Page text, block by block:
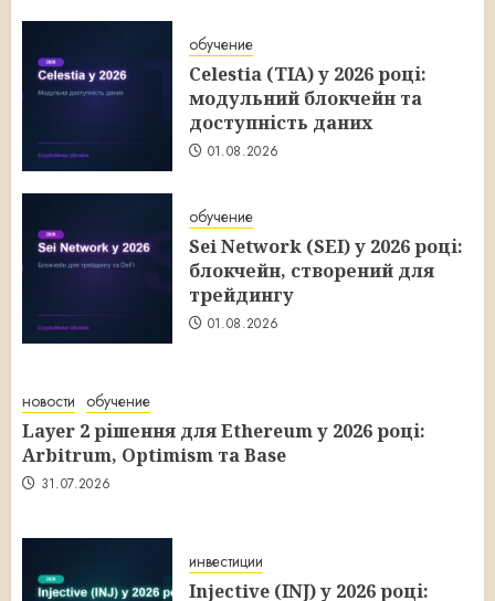
обучение
Celestia (TIA) у 2026 році:
модульний блокчейн та
доступність даних
01.08.2026
обучение
Sei Network (SEI) у 2026 році:
блокчейн, створений для
трейдингу
01.08.2026
новости обучение
Layer 2 рішення для Ethereum у 2026 році:
Arbitrum, Optimism та Base
31.07.2026
инвестиции
Injective (INJ) у 2026 році: